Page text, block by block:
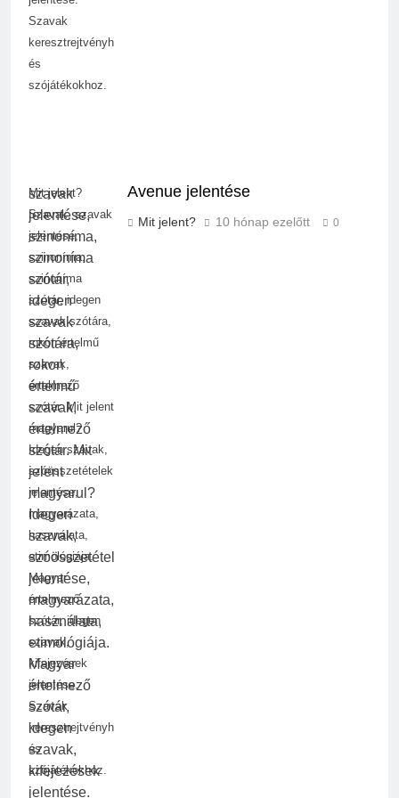
Szavak
keresztrejtvényhez
és
szójátékokhoz.
Mit jelent?
Szavak, szavak
jelentése,
szinoníma,
szinoníma
szótár, idegen
szavak szótára,
rokon értelmű
szavak,
értelmező
szótár. Mit jelent
magyarul?
Idegen szavak,
szóösszetételek
jelentése,
magyarázata,
használata,
etimológiája.
Magyar
értelmező
szótár, idegen
szavak,
kifejezések
jelentése.
Szavak
keresztrejtvényhez
és
szójátékokhoz.
Avenue jelentése
Mit jelent? 10 hónap ezelőtt 0